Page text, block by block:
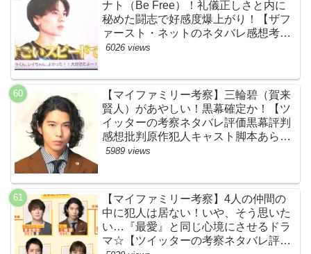
ナト（Be Free）！礼儀正しさと内に
秘めた闘志で好感度爆上がり！【ザフ
ァースト・ネットのネタバレ感想考察
まとめ・スッキリ・BE:FIRST・ビー
6026 views
【マイファミリー考察】三輪碧（賀来
賢人）があやしい！黒幕確定か！【ツ
イッターの考察ネタバレ評価黒幕評判
感想批判原作犯人キャスト脚本あらす
じ伏線まとめ】
5989 views
【マイファミリー考察】4人の仲間の
中に犯人は居ない！いや、そう思いた
い…『最愛』と同じ心境にさせるドラ
マ☆【ツイッターの考察ネタバレ評価